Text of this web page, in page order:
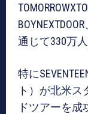
通じて330万
特に
ト）が北米
ドツアーを成